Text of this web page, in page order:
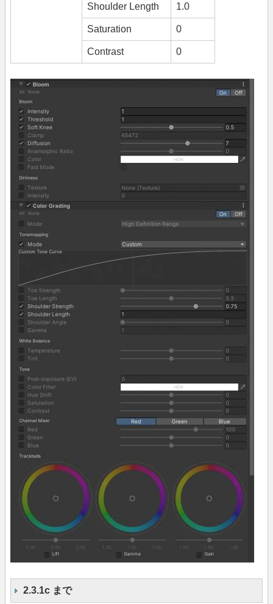
Shoulder Length 1.0
Saturation 0
Contrast 0
2.3.1c まで